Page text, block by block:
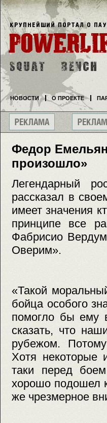
Федор
произошло»
Легендарный
рассказал в
имеет значения
принципе все
Фабрисио
Оверим».
«Такой
бойца особого
помогло бы ему
сказать, что
рубежом.
Хотя некоторые
таки перед
хорошо подошел
же чрезмерное
НОВОСТИ О ПРОЕКТЕ